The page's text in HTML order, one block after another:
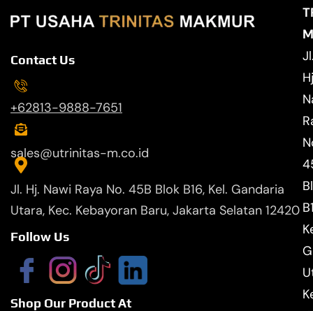
Contact Us
+62813-9888-7651
sales@utrinitas-m.co.id
Jl. Hj. Nawi Raya No. 45B Blok B16, Kel. Gandaria
Utara, Kec. Kebayoran Baru, Jakarta Selatan 12420
Follow Us
Shop Our Product At